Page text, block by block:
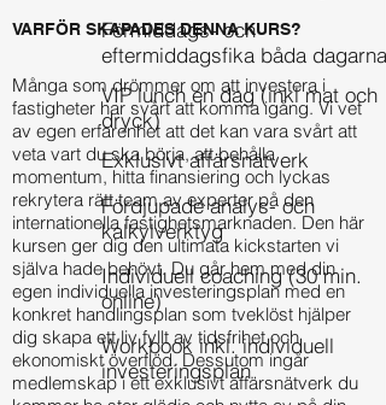
VARFÖR SKAPADES DENNA KURS?
Många som drömmer om att investera i
fastigheter har svårt att komma igång. Vi vet
av egen erfarenhet att det kan vara svårt att
veta vart du ska börja, att behålla
momentum, hitta finansiering och lyckas
rekrytera rätt team av experter på den
internationella fastighetsmarknaden. Den här
kursen ger dig den ultimata kickstarten vi
själva hade behövt. Du går hem med din
egen individuella investeringsplan med en
konkret handlingsplan som tveklöst hjälper
dig skapa ett liv fyllt av tidsfrihet och
ekonomiskt överflöd. Dessutom ingår
medlemskap i ett exklusivt affärsnätverk du
Förmiddags- och
eftermiddagsfika båda dagarna
VIP lunch en dag (inkl mat och
dryck)
Exklusivt affärsnätverk
Fördjupade analys- och
kalkylverktyg
Individuell coaching (30 min.
online)
Workbook inkl. individuell
investeringsplan